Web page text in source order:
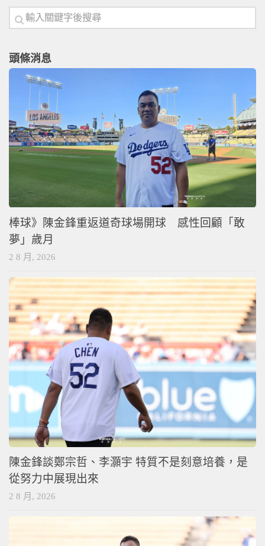
頭條消息
棒球》陳金鋒重返道奇球場開球 感性回顧「敢
夢」歲月
2 8 月, 2026
陳金鋒談鄭宗哲、李灝宇 特質不是刻意培養，是
從努力中展現出來
2 8 月, 2026